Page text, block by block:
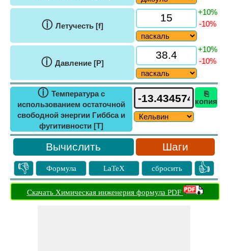
ⓘ Летучесть [f]
+10%
-10%
ⓘ Давление [P]
+10%
-10%
ⓘ Температура с
использованием остаточной
свободной энергии Гиббса и
фугитивности [T]
⎘
копия
Шаги
👎 Формула LaTeX сбросить 👍
Скачать Химическая инженерия формула PDF